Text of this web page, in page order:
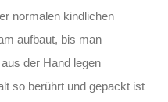
normalen kindlichen
aufbaut, bis man
der Hand legen
so berührt und gepackt ist